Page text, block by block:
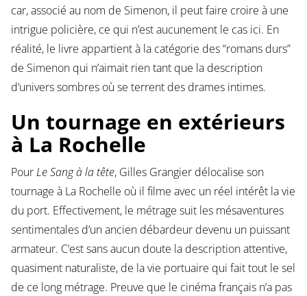
car, associé au nom de Simenon, il peut faire croire à une
intrigue policière, ce qui n’est aucunement le cas ici. En
réalité, le livre appartient à la catégorie des “romans durs”
de Simenon qui n’aimait rien tant que la description
d’univers sombres où se terrent des drames intimes.
Un tournage en extérieurs
à La Rochelle
PourLe Sang à la tête, Gilles Grangier délocalise son
tournage à La Rochelle où il filme avec un réel intérêt la vie
du port. Effectivement, le métrage suit les mésaventures
sentimentales d’un ancien débardeur devenu un puissant
armateur. C’est sans aucun doute la description attentive,
quasiment naturaliste, de la vie portuaire qui fait tout le sel
de ce long métrage. Preuve que le cinéma français n’a pas